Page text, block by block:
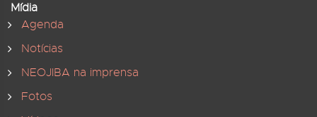
Mídia
Agenda
Notícias
NEOJIBA na imprensa
Fotos